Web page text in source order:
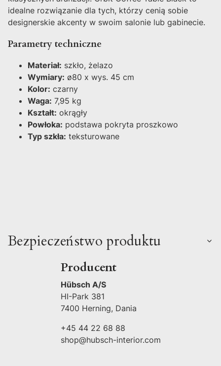
idealne rozwiązanie dla tych, którzy cenią sobie
designerskie akcenty w swoim salonie lub gabinecie.
Parametry techniczne
Materiał: szkło, żelazo
Wymiary: ø80 x wys. 45 cm
Kolor: czarny
Waga: 7,95 kg
Kształt: okrągły
Powłoka: podstawa pokryta proszkowo
Typ szkła: teksturowane
Bezpieczeństwo produktu
Producent
Hübsch A/S
HI-Park 381
7400 Herning, Dania
+45 44 22 68 88
shop@hubsch-interior.com